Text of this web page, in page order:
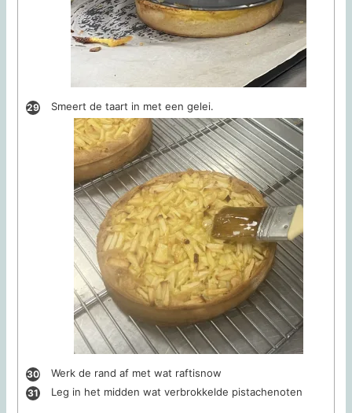
Smeert de taart in met een gelei.
Werk de rand af met wat raftisnow
Leg in het midden wat verbrokkelde pistachenoten